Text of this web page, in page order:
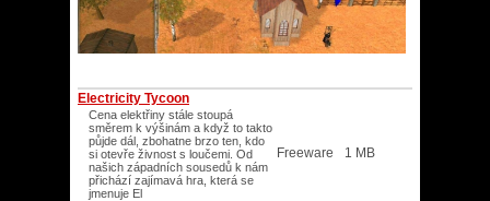
Electricity Tycoon
Cena elektřiny stále stoupá
směrem k výšinám a když to takto
půjde dál, zbohatne brzo ten, kdo
si otevře živnost s loučemi. Od
našich západních sousedů k nám
přichází zajímavá hra, která se
jmenuje El
Freeware 1 MB